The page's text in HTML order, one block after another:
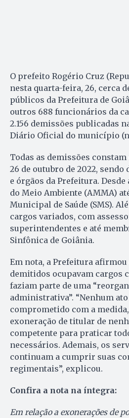
O prefeito Rogério Cruz
nesta quarta-feira, 26, cerca
públicos da Prefeitura de
outros 688 funcionários da
2.156 demissões publicadas
Diário Oficial do município (nº
Todas as demissões constam
26 de outubro de 2022,
e órgãos da Prefeitura.
do Meio Ambiente (AMMA)
Municipal de Saúde (SMS).
cargos variados, com
superintendentes e até
Sinfônica de Goiânia.
Em nota, a Prefeitura
demitidos ocupavam cargos
faziam parte de uma
administrativa”. “Nenhum
comprometido com a
exoneração de titular de
competente para praticar
necessários. Ademais, os
continuam a cumprir suas
regimentais”, explicou.
Confira a nota na íntegra:
Em relação a exonerações de